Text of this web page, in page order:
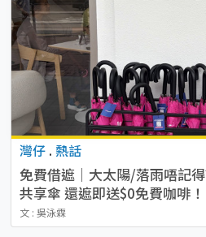
灣仔 . 熱話
免費借遮｜大太陽/落雨唔記
共享傘 還遮即送$0免費咖啡！
文 : 吳泳霖